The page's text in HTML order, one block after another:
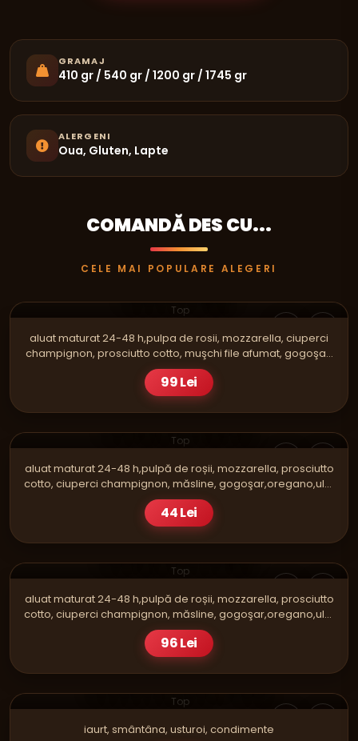
GRAMAJ
410 gr / 540 gr / 1200 gr / 1745 gr
ALERGENI
Oua, Gluten, Lapte
COMANDĂ DES CU...
CELE MAI POPULARE ALEGERI
Top
CRAZY FAMILY
aluat maturat 24-48 h,pulpa de rosii, mozzarella, ciuperci
champignon, prosciutto cotto, muşchi file afumat, gogoşar,
roşii, măsline,ulei E.V.O
99 Lei
Top
CAPRICIOSA SINGLE
PIZZA
aluat maturat 24-48 h,pulpă de roșii, mozzarella, prosciutto
cotto, ciuperci champignon, măsline, gogoşar,oregano,ulei
E.V.O
44 Lei
Top
CAPRICIOSA FAMILY
PIZZA
aluat maturat 24-48 h,pulpă de roșii, mozzarella, prosciutto
cotto, ciuperci champignon, măsline, gogoşar,oregano,ulei
E.V.O
96 Lei
Top
SOS DE USTUROI - MARE
SOSURI
iaurt, smântâna, usturoi, condimente